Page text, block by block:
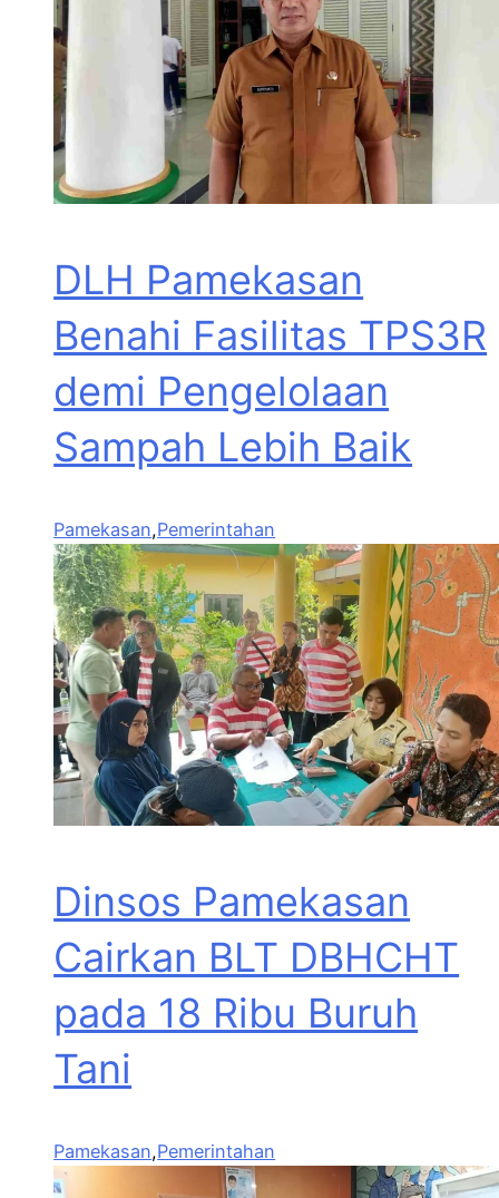
DLH Pamekasan
Benahi Fasilitas TPS3R
demi Pengelolaan
Sampah Lebih Baik
Pamekasan,Pemerintahan
Dinsos Pamekasan
Cairkan BLT DBHCHT
pada 18 Ribu Buruh
Tani
Pamekasan,Pemerintahan